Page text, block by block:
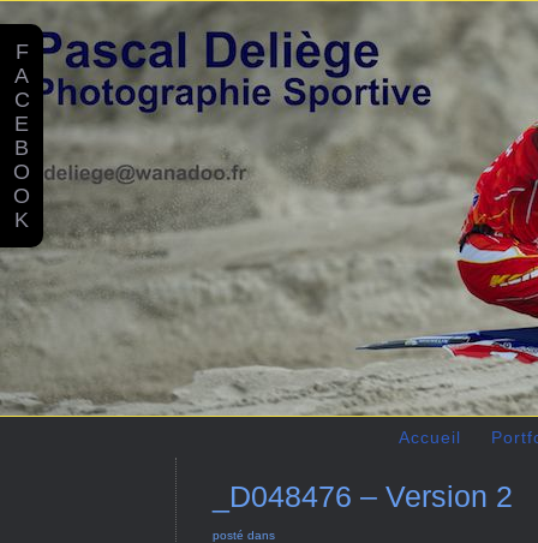
Accueil
_D048476 – Version 2
posté dans
F
A
C
E
B
O
O
K